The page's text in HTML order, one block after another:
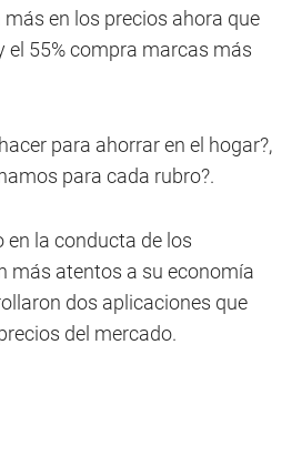
en los precios ahora que
el 55% compra marcas más
para ahorrar en el hogar?,
para cada rubro?.
en la conducta de los
más atentos a su economía
dos aplicaciones que
del mercado.